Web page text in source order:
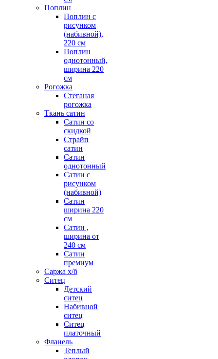
Поплин
Поплин с
рисунком
(набивной),
220 см
Поплин
однотонный,
ширина 220
см
Рогожка
Стеганая
рогожка
Ткань сатин
Сатин со
скидкой
Страйп
сатин
Сатин
однотонный
Сатин с
рисунком
(набивной)
Сатин
ширина 220
см
Сатин ,
ширина от
240 см
Сатин
премиум
Саржа х/б
Ситец
Детский
ситец
Набивной
ситец
Ситец
платочный
Фланель
Теплый